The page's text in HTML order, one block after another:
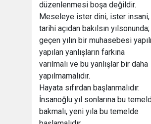
düzenlenmesi boşa değildir.
Meseleye ister dini, ister
tarihi açıdan bakılsın yılsonunda;
geçen yılın bir muhasebesi
yapılan yanlışların farkına
varılmalı ve bu yanlışlar bir daha
yapılmamalıdır.
Hayata sıfırdan başlanmalıdır.
İnsanoğlu yıl sonlarına bu
bakmalı, yeni yıla bu temelde